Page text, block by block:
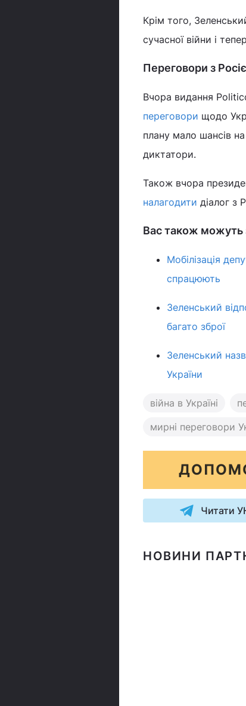
Крім того,
сучасної війни і
Переговори з
Вчора видання
переговори щодо
плану мало шансів на
диктатори.
Також вчора
налагодити діалог з
Вас також можуть
Мобілізація
спрацюють
Зеленський
багато зброї
Зеленський
України
війна в Україні
мирні переговори
Читати
НОВИНИ